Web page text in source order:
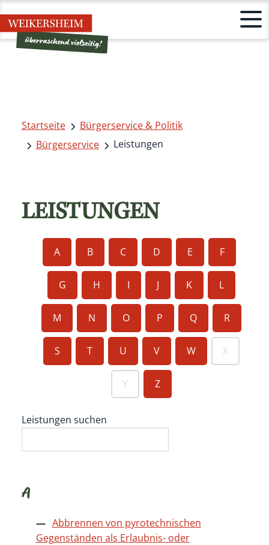
Startseite
Bürgerservice & Politik
Bürgerservice
Leistungen
LEISTUNGEN
A B C D E F
G H I J K L
M N O P Q R
S T U V W X
Y Z
Leistungen suchen
A
Abbrennen von pyrotechnischen
Gegenständen als Erlaubnis- oder